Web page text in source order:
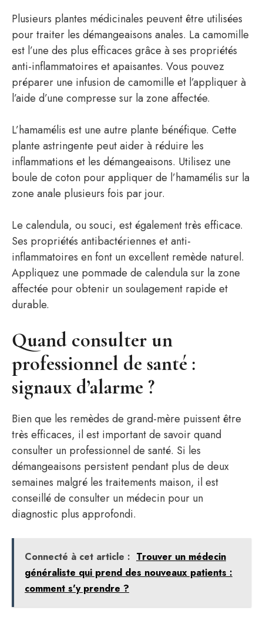
Plusieurs plantes médicinales peuvent être utilisées
pour traiter les démangeaisons anales. La camomille
est l’une des plus efficaces grâce à ses propriétés
anti-inflammatoires et apaisantes. Vous pouvez
préparer une infusion de camomille et l’appliquer à
l’aide d’une compresse sur la zone affectée.
L’hamamélis est une autre plante bénéfique. Cette
plante astringente peut aider à réduire les
inflammations et les démangeaisons. Utilisez une
boule de coton pour appliquer de l’hamamélis sur la
zone anale plusieurs fois par jour.
Le calendula, ou souci, est également très efficace.
Ses propriétés antibactériennes et anti-
inflammatoires en font un excellent remède naturel.
Appliquez une pommade de calendula sur la zone
affectée pour obtenir un soulagement rapide et
durable.
Quand consulter un
professionnel de santé :
signaux d’alarme ?
Bien que les remèdes de grand-mère puissent être
très efficaces, il est important de savoir quand
consulter un professionnel de santé. Si les
démangeaisons persistent pendant plus de deux
semaines malgré les traitements maison, il est
conseillé de consulter un médecin pour un
diagnostic plus approfondi.
Connecté à cet article : Trouver un médecin
généraliste qui prend des nouveaux patients :
comment s'y prendre ?